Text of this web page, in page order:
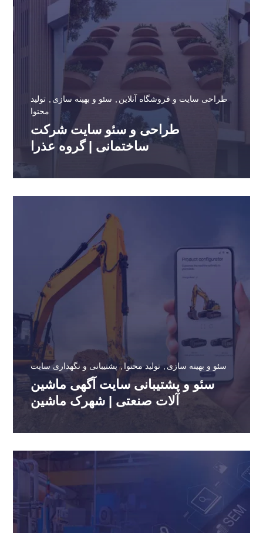
طراحی و سئو سایت شرکت
ساختمانی | گروه عذرا
طراحی سایت و فروشگاه آنلاین سئو و بهینه سازی
تولید
محتوا
سئو و پشتیبانی سایت آگهی ماشین
آلات صنعتی | شهرک ماشین
سئو و بهینه سازی تولید محتوا پشتیبانی و نگهداری سایت